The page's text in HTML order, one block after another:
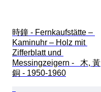
時鐘 - Fernkaufstätte –
Kaminuhr – Holz mit
Zifferblatt und
Messingzeigern -   木, 黃
銅 - 1950-1960